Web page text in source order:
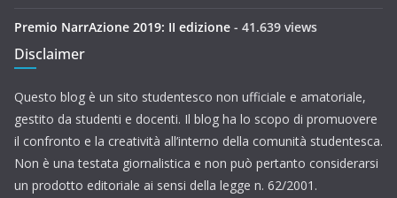
Premio NarrAzione 2019: II edizione - 41.639 views
Disclaimer
Questo blog è un sito studentesco non ufficiale e amatoriale,
gestito da studenti e docenti. Il blog ha lo scopo di promuovere
il confronto e la creatività all’interno della comunità studentesca.
Non è una testata giornalistica e non può pertanto considerarsi
un prodotto editoriale ai sensi della legge n. 62/2001.